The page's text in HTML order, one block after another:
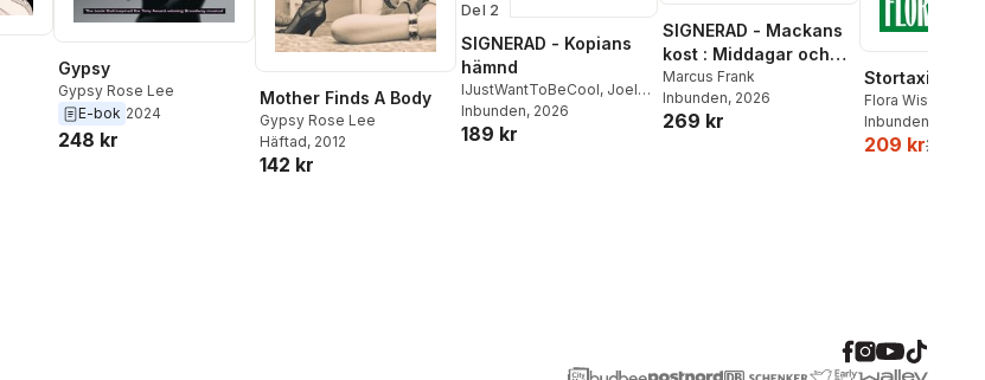
Gypsy
Gypsy Rose Lee
E-bok 2024
248 kr
Mother Finds A Body
Gypsy Rose Lee
Häftad, 2012
142 kr
Del 2
SIGNERAD - Kopians
hämnd
IJustWantToBeCool, Joel
Adolphson,Emil Ejdemo
Beer ,Victor Beer
Inbunden, 2026
189 kr
SIGNERAD - Mackans
kost : Middagar och
matlådor
Marcus Frank
Inbunden, 2026
269 kr
Stortaxi
Flora Wiström
Inbunden
209 kr259 kr